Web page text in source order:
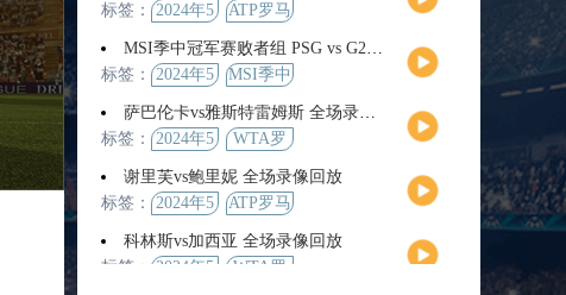
第3轮
标签：
2024年5
ATP罗马
男单第3
轮
MSI季中冠军赛败者组 PSG vs G2 全场录像回放
标签：
2024年5
MSI季中
败者组
萨巴伦卡vs雅斯特雷姆斯 全场录像回放
标签：
2024年5
WTA罗
赛女单
第3轮
谢里芙vs鲍里妮 全场录像回放
标签：
2024年5
ATP罗马
女单第2
轮
科林斯vs加西亚 全场录像回放
标签：
2024年5
WTA罗